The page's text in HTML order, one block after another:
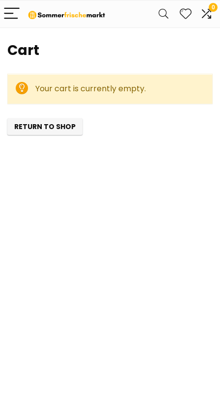
0
Cart
Your cart is currently empty.
RETURN TO SHOP